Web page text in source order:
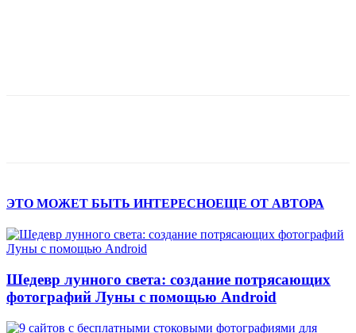
ЭТО МОЖЕТ БЫТЬ ИНТЕРЕСНОЕЩЕ ОТ АВТОРА
Шедевр лунного света: создание потрясающих
фотографий Луны с помощью Android